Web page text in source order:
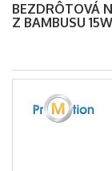
BEZDRÔTOVÁ
Z BAMBUSU 15W